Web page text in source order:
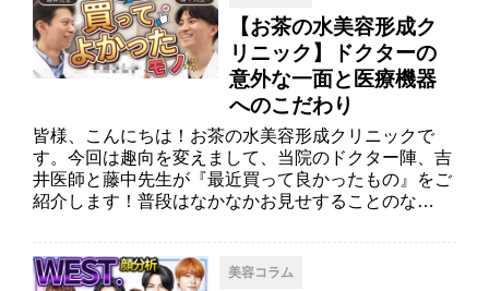
【お茶の水美容形成ク
リニック】ドクターの
意外な一面と医療機器
へのこだわり
皆様、こんにちは！お茶の水美容形成クリニックで
す。今回は趣向を変えまして、当院のドクター陣、吉
井医師と藤中先生が『最近買って良かったもの』をご
紹介します！普段はなかなかお見せすることのな…
美容コラム